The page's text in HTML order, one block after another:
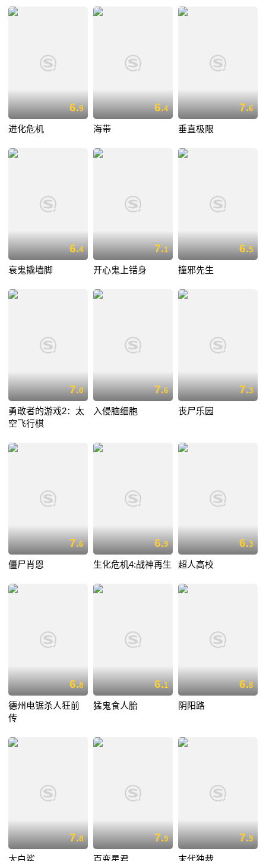
6.9
进化危机
6.4
海带
7.6
垂直极限
6.4
衰鬼撬墙脚
7.1
开心鬼上错身
6.5
撞邪先生
7.0
勇敢者的游戏2：太
空飞行棋
7.6
入侵脑细胞
7.3
丧尸乐园
7.6
僵尸肖恩
6.9
生化危机4:战神再生
6.3
超人高校
6.8
德州电锯杀人狂前
传
6.1
猛鬼食人胎
6.8
阴阳路
7.8 7.9 7.9